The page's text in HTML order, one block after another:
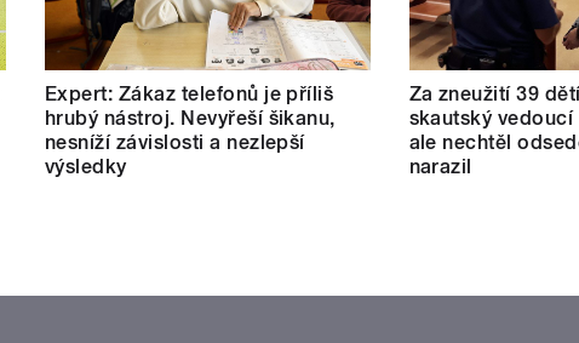
Expert: Zákaz telefonů je příliš
hrubý nástroj. Nevyřeší šikanu,
nesníží závislosti a nezlepší
výsledky
Za zneužití 39
skautský vedoucí
ale nechtěl
narazil